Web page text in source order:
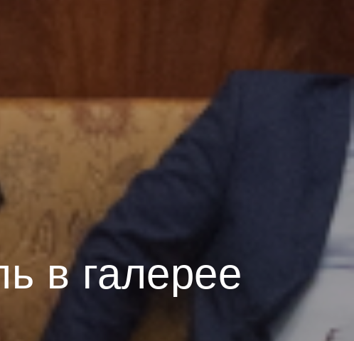
в галерее